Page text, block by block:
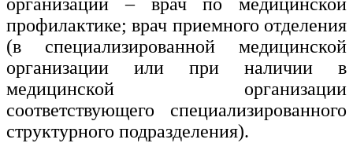
организации – врач по медицинской
профилактике; врач приемного отделения
(в специализированной медицинской
организации или при наличии в
медицинской организации
соответствующего специализированного
структурного подразделения).